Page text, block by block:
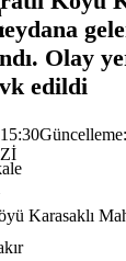
Olay
edildi